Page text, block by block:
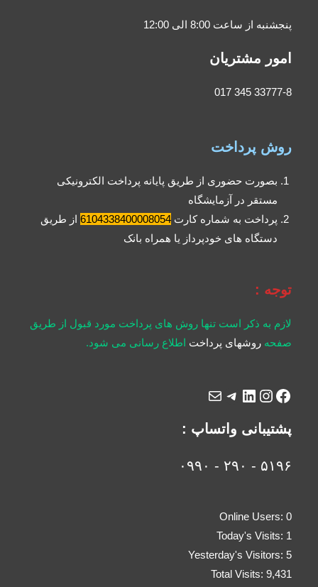
پنجشنبه از ساعت 8:00 الی 12:00
امور مشتریان
33777-8 345 017
روش پرداخت
بصورت حضوری از طریق پایانه پرداخت الکترونیکی
مستقر در آزمایشگاه
پرداخت به شماره کارت6104338400008054 از طریق
دستگاه های خودپرداز یا همراه بانک
توجه :
لازم به ذکر است تنها روش های پرداخت مورد قبول از طریق
صفحهروشهای پرداخت اطلاع رسانی می شود.
پشتیبانی واتساپ :
۵۱۹۶ - ۲۹۰ - ۰۹۹۰
Online Users: 0
Today's Visits: 1
Yesterday's Visitors: 5
Total Visits: 9,431